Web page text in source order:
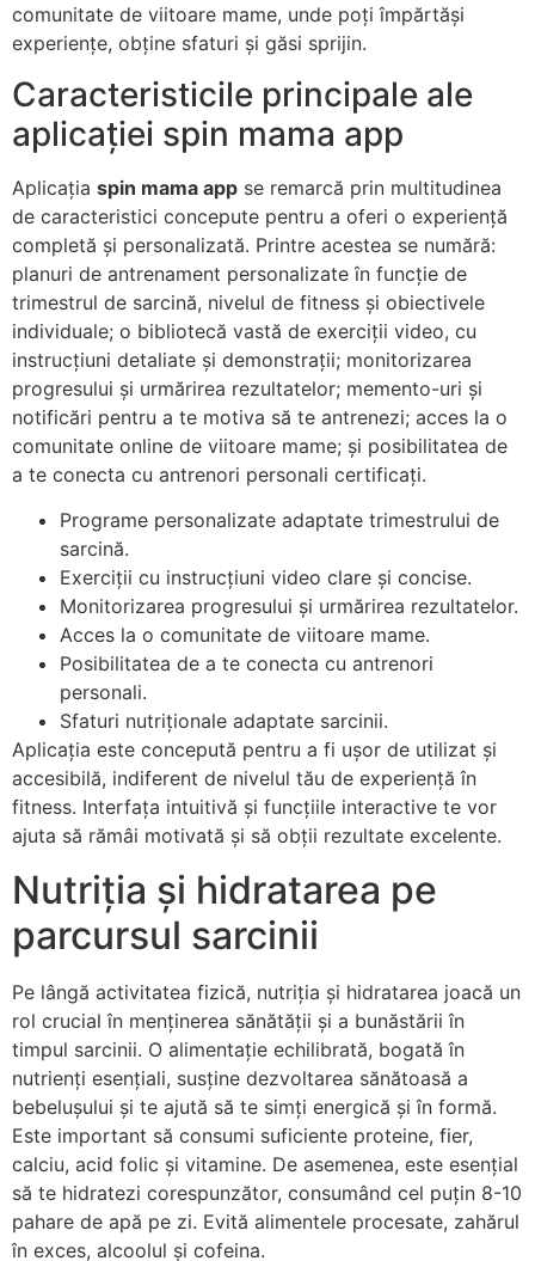
comunitate de viitoare mame, unde poți împărtăși
experiențe, obține sfaturi și găsi sprijin.
Caracteristicile principale ale
aplicației spin mama app
Aplicația spin mama app se remarcă prin multitudinea
de caracteristici concepute pentru a oferi o experiență
completă și personalizată. Printre acestea se numără:
planuri de antrenament personalizate în funcție de
trimestrul de sarcină, nivelul de fitness și obiectivele
individuale; o bibliotecă vastă de exerciții video, cu
instrucțiuni detaliate și demonstrații; monitorizarea
progresului și urmărirea rezultatelor; memento-uri și
notificări pentru a te motiva să te antrenezi; acces la o
comunitate online de viitoare mame; și posibilitatea de
a te conecta cu antrenori personali certificați.
Programe personalizate adaptate trimestrului de
sarcină.
Exerciții cu instrucțiuni video clare și concise.
Monitorizarea progresului și urmărirea rezultatelor.
Acces la o comunitate de viitoare mame.
Posibilitatea de a te conecta cu antrenori
personali.
Sfaturi nutriționale adaptate sarcinii.
Aplicația este concepută pentru a fi ușor de utilizat și
accesibilă, indiferent de nivelul tău de experiență în
fitness. Interfața intuitivă și funcțiile interactive te vor
ajuta să rămâi motivată și să obții rezultate excelente.
Nutriția și hidratarea pe
parcursul sarcinii
Pe lângă activitatea fizică, nutriția și hidratarea joacă un
rol crucial în menținerea sănătății și a bunăstării în
timpul sarcinii. O alimentație echilibrată, bogată în
nutrienți esențiali, susține dezvoltarea sănătoasă a
bebelușului și te ajută să te simți energică și în formă.
Este important să consumi suficiente proteine, fier,
calciu, acid folic și vitamine. De asemenea, este esențial
să te hidratezi corespunzător, consumând cel puțin 8-10
pahare de apă pe zi. Evită alimentele procesate, zahărul
în exces, alcoolul și cofeina.